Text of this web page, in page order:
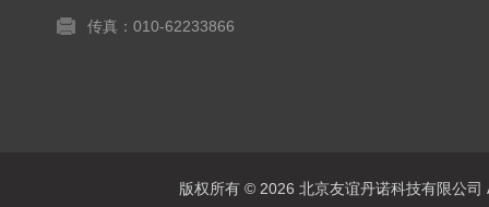
传真：010-62233866
版权所有 © 2026 北京友谊丹诺科技有限